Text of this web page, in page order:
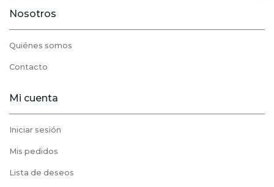
Nosotros
Quiénes somos
Contacto
Mi cuenta
Iniciar sesión
Mis pedidos
Lista de deseos